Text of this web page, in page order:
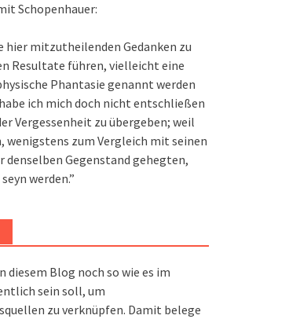
Schopenhauer:
hier mitzutheilenden Gedanken zu
Resultate führen, vielleicht eine
Phantasie genannt werden
ich mich doch nicht entschließen
Vergessenheit zu übergeben; weil
wenigstens zum Vergleich mit seinen
denselben Gegenstand gehegten,
werden.”
diesem Blog noch so wie es im
sein soll, um
zu verknüpfen. Damit belege